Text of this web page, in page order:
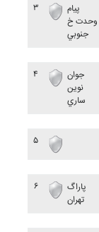
۳
پيام
وحدت خ
جنوبي
۴
جوان
نوين
ساري
۵
۶
پاراگ
تهران